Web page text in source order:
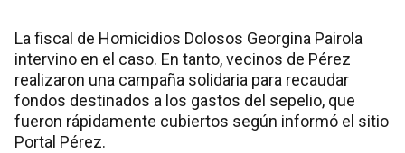
La fiscal de Homicidios Dolosos Georgina Pairola
intervino en el caso. En tanto, vecinos de Pérez
realizaron una campaña solidaria para recaudar
fondos destinados a los gastos del sepelio, que
fueron rápidamente cubiertos según informó el sitio
Portal Pérez.